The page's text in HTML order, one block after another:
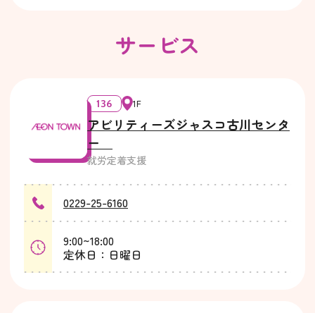
サービス
136 1F
アビリティーズジャスコ古川センタ
ー
就労定着支援
0229-25-6160
9:00~18:00
定休日：日曜日